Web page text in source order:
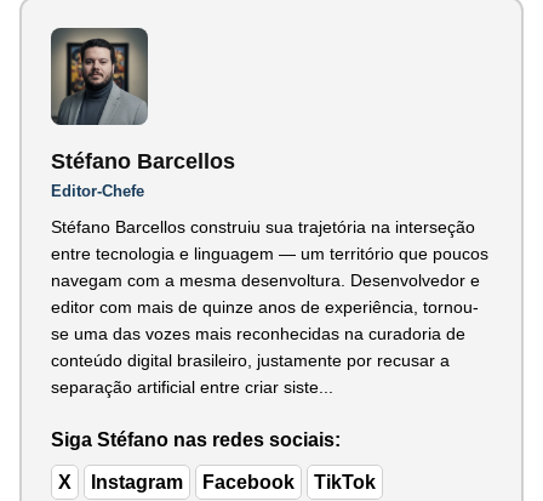
Stéfano Barcellos
Editor-Chefe
Stéfano Barcellos construiu sua trajetória na interseção
entre tecnologia e linguagem — um território que poucos
navegam com a mesma desenvoltura. Desenvolvedor e
editor com mais de quinze anos de experiência, tornou-
se uma das vozes mais reconhecidas na curadoria de
conteúdo digital brasileiro, justamente por recusar a
separação artificial entre criar siste...
Siga Stéfano nas redes sociais:
X Instagram Facebook TikTok